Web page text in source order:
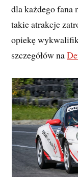
dla każdego fana
takie atrakcje
opiekę
szczegółów na